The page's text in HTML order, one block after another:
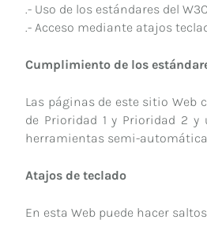
.- Uso de los estándares del
.- Acceso mediante atajos
Cumplimiento de los
Las páginas de este sitio Web
de Prioridad 1 y Prioridad 2
herramientas semi-
Atajos de teclado
En esta Web puede hacer